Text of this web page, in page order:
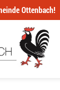
Ottenbach!